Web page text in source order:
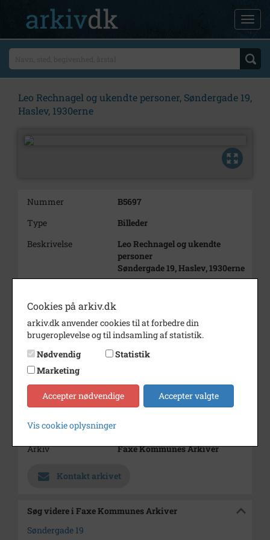
Leo Rechnagel og ukendte personer, Søndergade 19,
Haslev, 1930erne
Nummer
B5697
Type
Billeder
Beskrivelse
Leo Rechnagel og ukendte
personer
Søndergade 19, Haslev, 1930erne
Dateringsnote
Beklædning
Fotograf
Størrelse
Se på kort
Type
Sogn (1000-2050)
Enhed
Arkiv
Faxe Kommunes Arkiver
Kontakt arkivet
Søg videre i Faxe Kommunes Arkiver
Søndergade 19
Cookies på arkiv.dk
arkiv.dk anvender cookies til at forbedre din
brugeroplevelse og til indsamling af statistik.
Nødvendig
Statistik
Marketing
Accepter nødvendige Accepter valgte
Vis cookie oplysninger